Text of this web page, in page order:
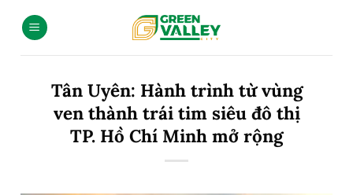
Tân Uyên: Hành trình từ vùng
ven thành trái tim siêu đô thị
TP. Hồ Chí Minh mở rộng